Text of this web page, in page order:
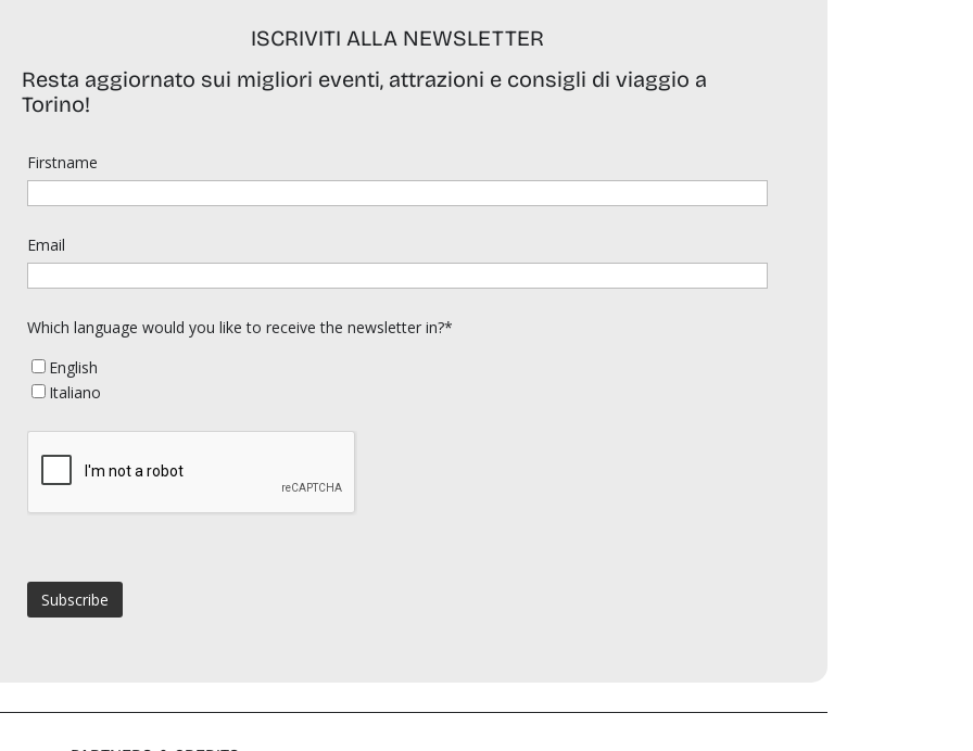
ISCRIVITI ALLA NEWSLETTER
Resta aggiornato sui migliori eventi, attrazioni e consigli di viaggio a
Torino!
Firstname
Email
Which language would you like to receive the newsletter in?*
English
Italiano